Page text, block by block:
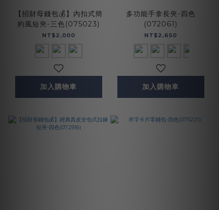
【招財母錢包💰】內扣式簡
約風短夾-三色(075023)
NT$2,000
加入購物車
多功能手拿長夾-四色
(072061)
NT$2,650
加入購物車